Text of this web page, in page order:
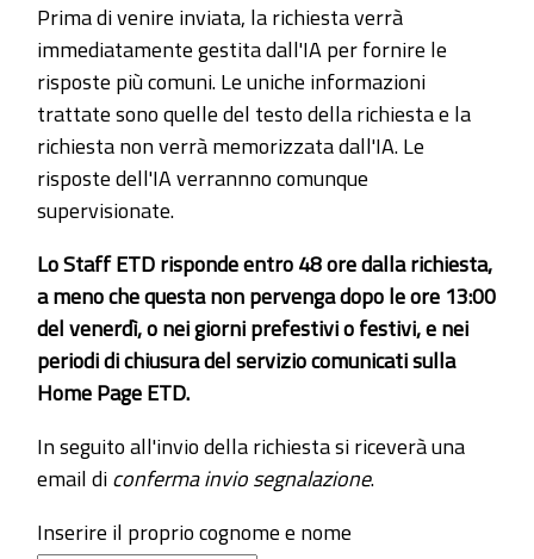
Prima di venire inviata, la richiesta verrà
immediatamente gestita dall'IA per fornire le
risposte più comuni. Le uniche informazioni
trattate sono quelle del testo della richiesta e la
richiesta non verrà memorizzata dall'IA. Le
risposte dell'IA verrannno comunque
supervisionate.
Lo Staff ETD risponde entro 48 ore dalla richiesta,
a meno che questa non pervenga dopo le ore 13:00
del venerdì, o nei giorni prefestivi o festivi, e nei
periodi di chiusura del servizio comunicati sulla
Home Page ETD.
In seguito all'invio della richiesta si riceverà una
email diconferma invio segnalazione.
Inserire il proprio cognome e nome